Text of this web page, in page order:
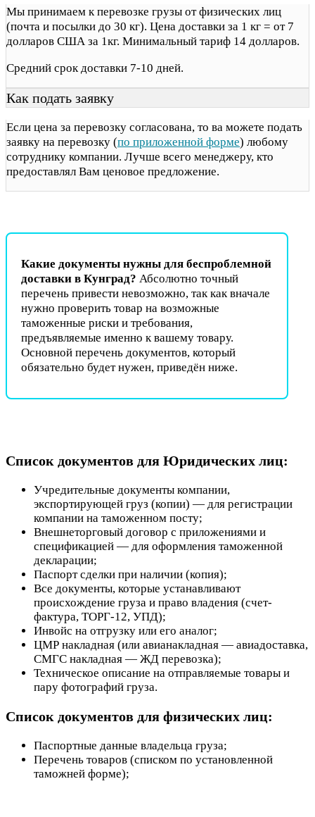
Мы принимаем к перевозке грузы от физических лиц
(почта и посылки до 30 кг). Цена доставки за 1 кг = от 7
долларов США за 1кг. Минимальный тариф 14 долларов.
Средний срок доставки 7-10 дней.
Как подать заявку
Если цена за перевозку согласована, то ва можете подать
заявку на перевозку (по приложенной форме) любому
сотруднику компании. Лучше всего менеджеру, кто
предоставлял Вам ценовое предложение.
Какие документы нужны для беспроблемной
доставки в Кунград? Абсолютно точный
перечень привести невозможно, так как вначале
нужно проверить товар на возможные
таможенные риски и требования,
предъявляемые именно к вашему товару.
Основной перечень документов, который
обязательно будет нужен, приведён ниже.
Список документов для Юридических лиц:
Учредительные документы компании,
экспортирующей груз (копии) — для регистрации
компании на таможенном посту;
Внешнеторговый договор с приложениями и
спецификацией — для оформления таможенной
декларации;
Паспорт сделки при наличии (копия);
Все документы, которые устанавливают
происхождение груза и право владения (счет-
фактура, ТОРГ-12, УПД);
Инвойс на отгрузку или его аналог;
ЦМР накладная (или авианакладная — авиадоставка,
СМГС накладная — ЖД перевозка);
Техническое описание на отправляемые товары и
пару фотографий груза.
Список документов для физических лиц:
Паспортные данные владельца груза;
Перечень товаров (списком по установленной
таможней форме);